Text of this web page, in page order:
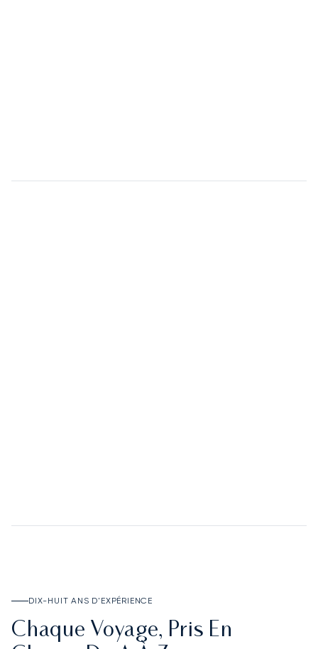
DIX-HUIT ANS D'EXPÉRIENCE
Chaque Voyage, Pris En